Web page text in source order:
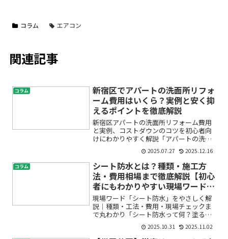
コラム エアコン
関連記事
コラム
新宿区でアパートの洗面所リフォ
ーム費用はいくら？実例と安く抑
えるポイントを徹底解説
新宿区アパートの洗面所リフォーム費用
と実例、コストダウンのコツを初心者向
けにわかりやすく解説「アパートの洗面
所が古くて使い勝手が悪い」「リフォー
ムしたいけれど費用が心配」「どこまで
直せばいいのか、見積もりのポイントも
よく分からない」。そんな...
2025.07.27 2025.12.16
コラム
シート防水とは？種類・施工方
法・費用相場まで徹底解説【初心
者にもわかりやすい現場ワード辞
典】
現場ワード「シート防水」をやさしく解
説｜種類・工法・費用・現場チェックま
で丸わかり「シート防水って何？塗る防
水とどう違うの？」――はじめて現場に入る
と、職人同士の会話に出てくる専門用語
2025.10.31 2025.11.02